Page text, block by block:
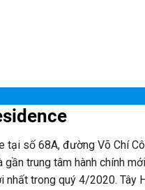
tại số 68A, đường Võ Chí
trung tâm hành chính
nhất trong quý 4/2020.